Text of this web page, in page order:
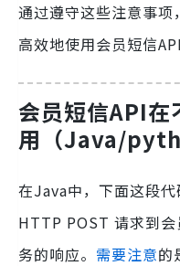
通过遵守这些注意事项
高效地使用会员短信
会员短信API在
用（Java/
在Java中，下面这段
HTTP POST 请求到
务的响应。 需要注意的